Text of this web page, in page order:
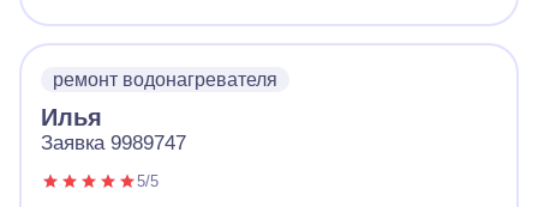
ремонт водонагревателя
Илья
Заявка 9989747
5/5